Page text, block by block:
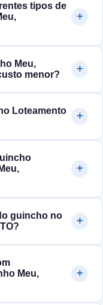
tipos de
Meu,
menor?
Loteamento
guincho no
Meu,